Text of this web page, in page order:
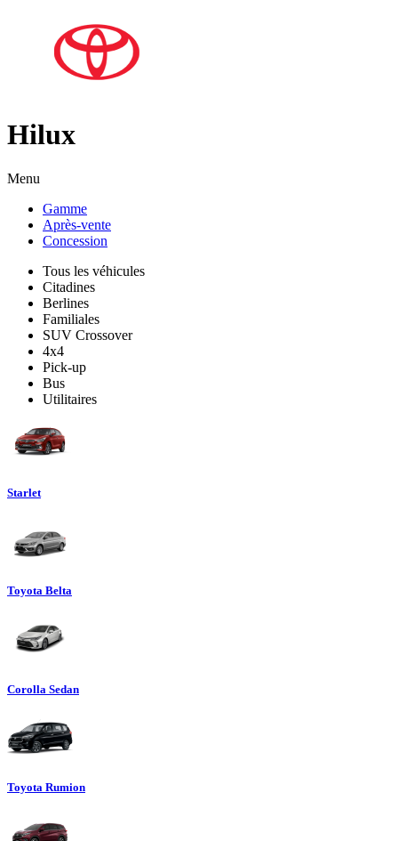
Hilux
Menu
Gamme
Après-vente
Concession
Tous les véhicules
Citadines
Berlines
Familiales
SUV Crossover
4x4
Pick-up
Bus
Utilitaires
Starlet
Toyota Belta
Corolla Sedan
Toyota Rumion